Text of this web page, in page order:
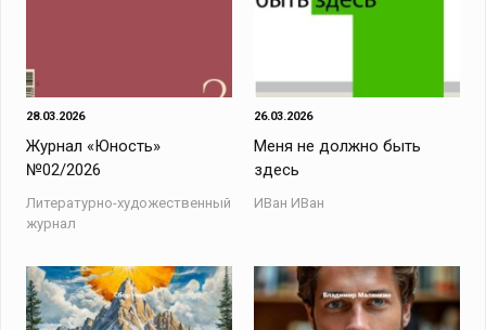
28.03.2026
Журнал «Юность»
№02/2026
Литературно-художественный
журнал
26.03.2026
Меня не должно быть
здесь
ИВан ИВан